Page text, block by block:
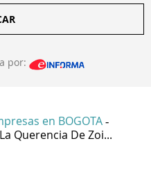
por:
en BOGOTA -
La Querencia De Zoi...